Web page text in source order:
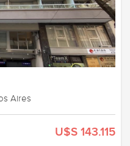
Aires
U$S 143.115